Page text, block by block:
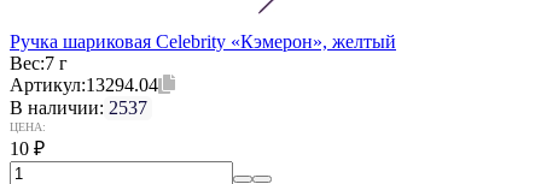
Ручка шариковая Celebrity «Кэмерон», желтый
Вес:7 г
Артикул:13294.04
В наличии: 2537
ЦЕНА:
10 ₽